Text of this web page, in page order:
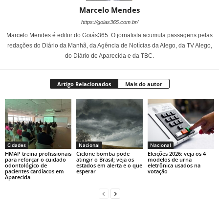
Marcelo Mendes
https://goias365.com.br/
Marcelo Mendes é editor do Goiás365. O jornalista acumula passagens pelas
redações do Diário da Manhã, da Agência de Notícias da Alego, da TV Alego,
do Diário de Aparecida e da TBC.
Artigo Relacionados Mais do autor
Cidades
HMAP treina profissionais
para reforçar o cuidado
odontológico de
pacientes cardíacos em
Aparecida
Nacional
Ciclone bomba pode
atingir o Brasil; veja os
estados em alerta e o que
esperar
Nacional
Eleições 2026: veja os 4
modelos de urna
eletrônica usados na
votação